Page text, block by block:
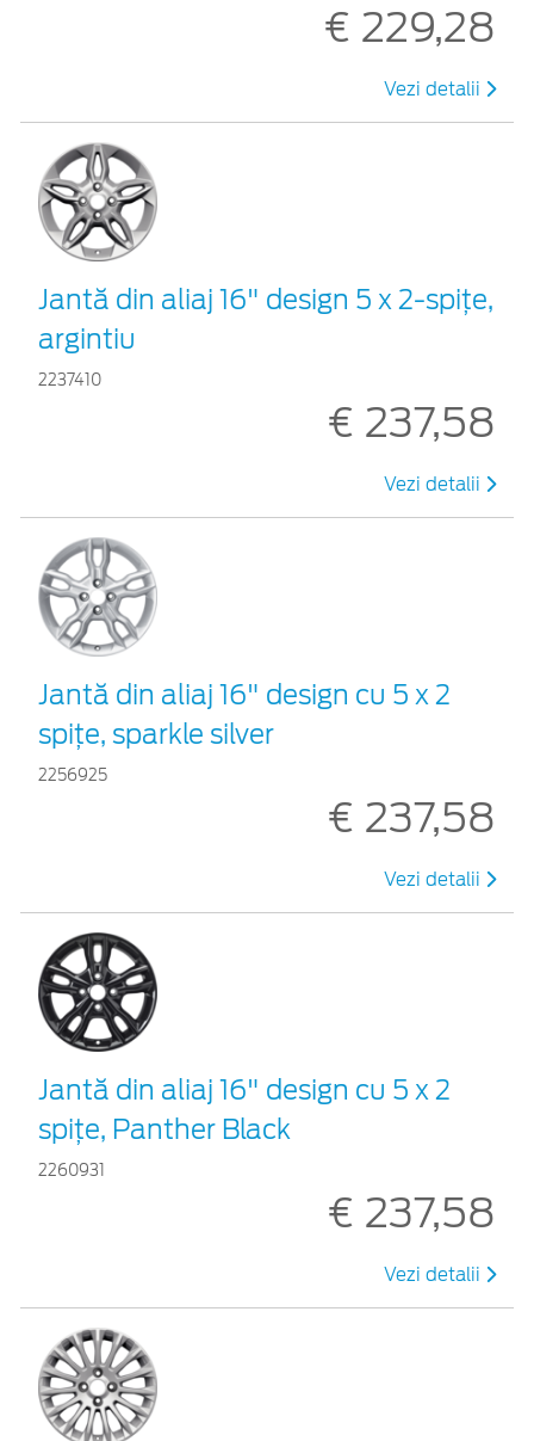
€ 229,28
Vezi detalii
Jantă din aliaj 16" design 5 x 2-spiţe,
argintiu
2237410
€ 237,58
Vezi detalii
Jantă din aliaj 16" design cu 5 x 2
spiţe, sparkle silver
2256925
€ 237,58
Vezi detalii
Jantă din aliaj 16" design cu 5 x 2
spiţe, Panther Black
2260931
€ 237,58
Vezi detalii